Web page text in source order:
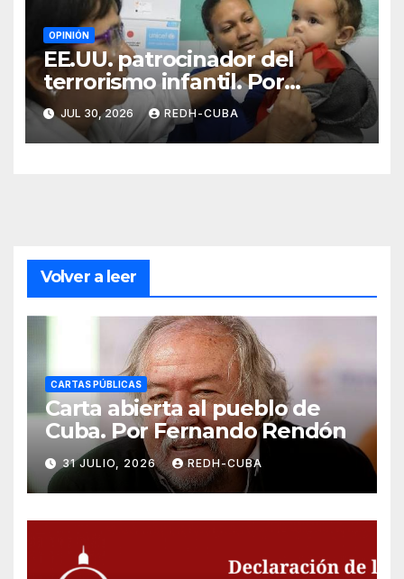
OPINIÓN
EE.UU. patrocinador del
terrorismo infantil. Por
Ramón Pedregal Casanova
JUL 30, 2026 REDH-CUBA
Volver a leer
CARTAS PÚBLICAS
Carta abierta al pueblo de
Cuba. Por Fernando Rendón
31 JULIO, 2026 REDH-CUBA